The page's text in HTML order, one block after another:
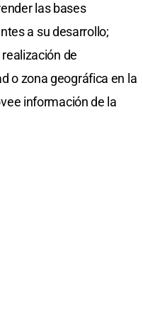
las bases
a su desarrollo;
de
o zona geográfica en la
información de la